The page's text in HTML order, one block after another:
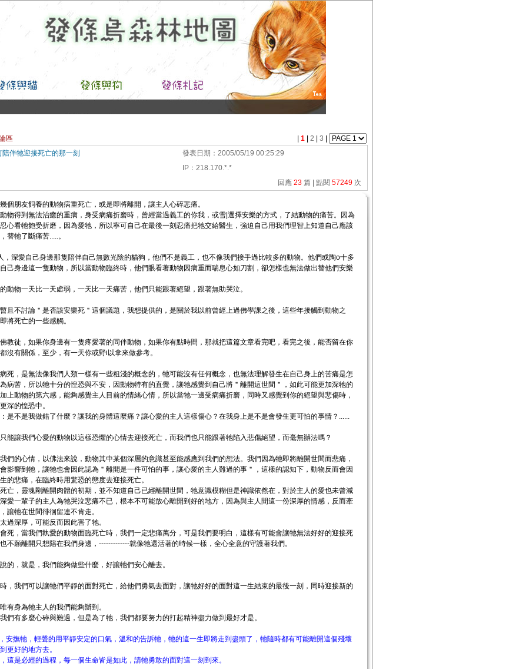
區 1 2 3
陪伴牠迎接死亡的那一刻 發表日期： 2005/05/19 00:25:29
IP ： 218.170.*.*
回應 23 篇 | 點閱 57249 次
個朋友飼養的動物病重死亡，或是即將離開，讓主人心碎悲痛。
物得到無法治癒的重病，身受病痛折磨時，曾經當過義工的你我，或雪|選擇安樂的方式，了結動物的痛苦。因為
心看牠飽受折磨，因為愛牠，所以寧可自己在最後一刻忍痛把牠交給醫生，強迫自己用我們理智上知道自己應該
替牠了斷痛苦.....。
，深愛自己身邊那隻陪伴自己無數光陰的貓狗，他們不是義工，也不像我們接手過比較多的動物。他們或陶o十多
己身邊這一隻動物，所以當動物臨終時，他們眼看著動物因病重而喘息心如刀割，卻怎樣也無法做出替他們安樂
動物一天比一天虛弱，一天比一天痛苦，他們只能跟著絕望，跟著無助哭泣。
且不討論＂是否該安樂死＂這個議題，我想提供的，是關於我以前曾經上過佛學課之後，這些年接觸到動物之
將死亡的一些感觸。
教徒，如果你身邊有一隻疼愛著的同伴動物，如果你有點時間，那就把這篇文章看完吧，看完之後，能否留在你
沒有關係，至少，有一天你或野i以拿來做參考。
死，是無法像我們人類一樣有一些粗淺的概念的，牠可能沒有任何概念，也無法理解發生在自己身上的苦痛是怎
病苦，所以牠十分的惶恐與不安，因動物特有的直覺，讓牠感覺到自己將＂離開這世間＂，如此可能更加深牠的
上動物的第六感，能夠感覺主人目前的情緒心情，所以當牠一邊受病痛折磨，同時又感覺到你的絕望與悲傷時，
深的惶恐中。
是不是我做錯了什麼？讓我的身體這麼痛？讓心愛的主人這樣傷心？在我身上是不是會發生更可怕的事情？......
能讓我們心愛的動物以這樣恐懼的心情去迎接死亡，而我們也只能跟著牠陷入悲傷絕望，而毫無辦法嗎？
們的心情，以佛法來說，動物其中某個深層的意識甚至能感應到我們的想法。我們因為牠即將離開世間而悲痛，
影響到牠，讓牠也會因此認為＂離開是一件可怕的事，讓心愛的主人難過的事＂，這樣的認知下，動物反而會因
的悲痛，在臨終時用驚恐的態度去迎接死亡。
亡，靈魂剛離開肉體的初期，並不知道自己已經離開世間，牠意識模糊但是神識依然在，對於主人的愛也未曾減
愛一輩子的主人為牠哭泣悲痛不已，根本不可能放心離開到好的地方，因為與主人間這一份深厚的情感，反而牽
讓牠在世間徘徊留連不肯走。
過深厚，可能反而因此害了牠。
死，當我們執愛的動物面臨死亡時，我們一定悲痛萬分，可是我們要明白，這樣有可能會讓牠無法好好的迎接死
不願離開只想陪在我們身邊，-------------就像牠還活著的時候一樣，全心全意的守護著我們。
的，就是，我們能夠做些什麼，好讓牠們安心離去。
，我們可以讓牠們平靜的面對死亡，給他們勇氣去面對，讓牠好好的面對這一生結束的最後一刻，同時迎接新的
有身為牠主人的我們能夠辦到。
們有多麼心碎與難過，但是為了牠，我們都要努力的打起精神盡力做到最好才是。
安撫牠，輕聲的用平靜安定的口氣，溫和的告訴牠，牠的這一生即將走到盡頭了，牠隨時都有可能離開這個殘壞
更好的地方去。
這是必經的過程，每一個生命皆是如此，請牠勇敢的面對這一刻到來。